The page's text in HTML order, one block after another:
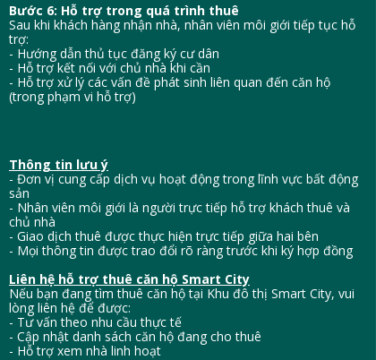
Bước 6: Hỗ trợ trong quá trình thuê
Sau khi khách hàng nhận nhà, nhân viên môi giới tiếp tục hỗ
trợ:
- Hướng dẫn thủ tục đăng ký cư dân
- Hỗ trợ kết nối với chủ nhà khi cần
- Hỗ trợ xử lý các vấn đề phát sinh liên quan đến căn hộ
(trong phạm vi hỗ trợ)
Thông tin lưu ý
- Đơn vị cung cấp dịch vụ hoạt động trong lĩnh vực bất động
sản
- Nhân viên môi giới là người trực tiếp hỗ trợ khách thuê và
chủ nhà
- Giao dịch thuê được thực hiện trực tiếp giữa hai bên
- Mọi thông tin được trao đổi rõ ràng trước khi ký hợp đồng
Liên hệ hỗ trợ thuê căn hộ Smart City
Nếu bạn đang tìm thuê căn hộ tại Khu đô thị Smart City, vui
lòng liên hệ để được:
- Tư vấn theo nhu cầu thực tế
- Cập nhật danh sách căn hộ đang cho thuê
- Hỗ trợ xem nhà linh hoạt